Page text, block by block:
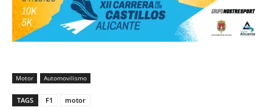
Motor Automovilismo
TAGS F1 motor